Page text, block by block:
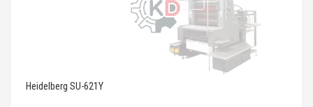
Heidelberg SU-621Y